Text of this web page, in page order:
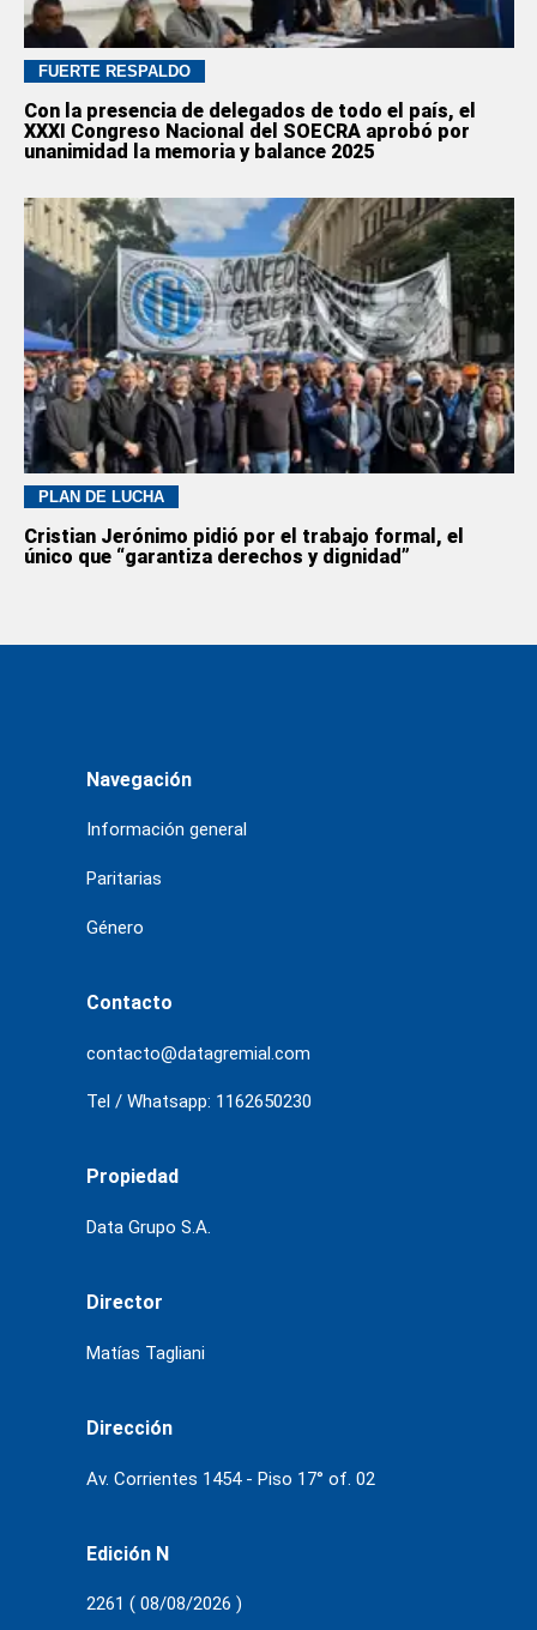
FUERTE RESPALDO
Con la presencia de delegados de todo el país, el
XXXI Congreso Nacional del SOECRA aprobó por
unanimidad la memoria y balance 2025
PLAN DE LUCHA
Cristian Jerónimo pidió por el trabajo formal, el
único que “garantiza derechos y dignidad”
Navegación
Información general
Paritarias
Género
Contacto
contacto@datagremial.com
Tel / Whatsapp: 1162650230
Propiedad
Data Grupo S.A.
Director
Matías Tagliani
Dirección
Av. Corrientes 1454 - Piso 17° of. 02
Edición N
2261 ( 08/08/2026 )